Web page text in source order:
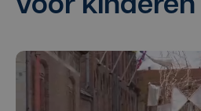
voor kinderen